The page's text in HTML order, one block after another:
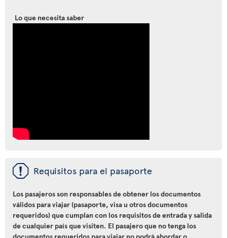
Lo que necesita saber
ü Requisitos para el pasaporte
Los pasajeros son responsables de obtener los documentos
válidos para viajar (pasaporte, visa u otros documentos
requeridos) que cumplan con los requisitos de entrada y salida
de cualquier país que visiten. El pasajero que no tenga los